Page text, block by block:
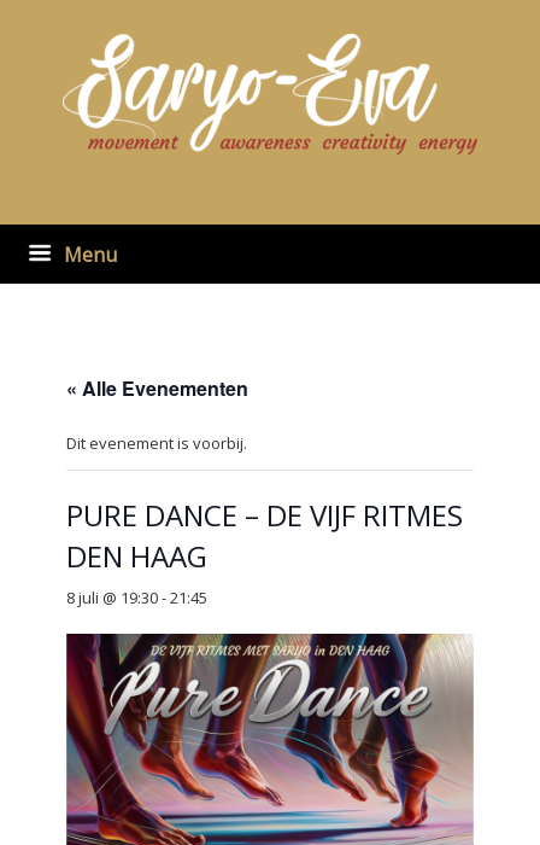
Menu
« Alle Evenementen
Dit evenement is voorbij.
PURE DANCE – DE VIJF RITMES
DEN HAAG
8 juli @ 19:30-21:45